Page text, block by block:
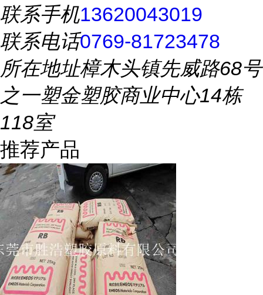
联系手机13620043019
联系电话0769-81723478
所在地址樟木头镇先威路68号
之一塑金塑胶商业中心14栋
118室
推荐产品